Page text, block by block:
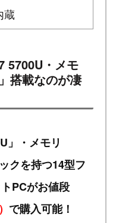
蔵
5700U・メモ
搭載なのが凄
」・メモリ
クを持つ14型フ
PCがお値段
で購入可能！